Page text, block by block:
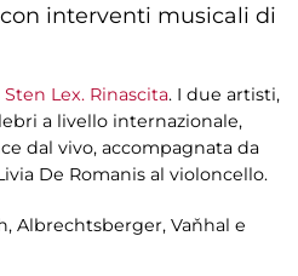
interventi musicali di
Sten Lex. Rinascita. I due artisti,
a livello internazionale,
dal vivo, accompagnata da
De Romanis al violoncello.
Albrechtsberger, Vaňhal e